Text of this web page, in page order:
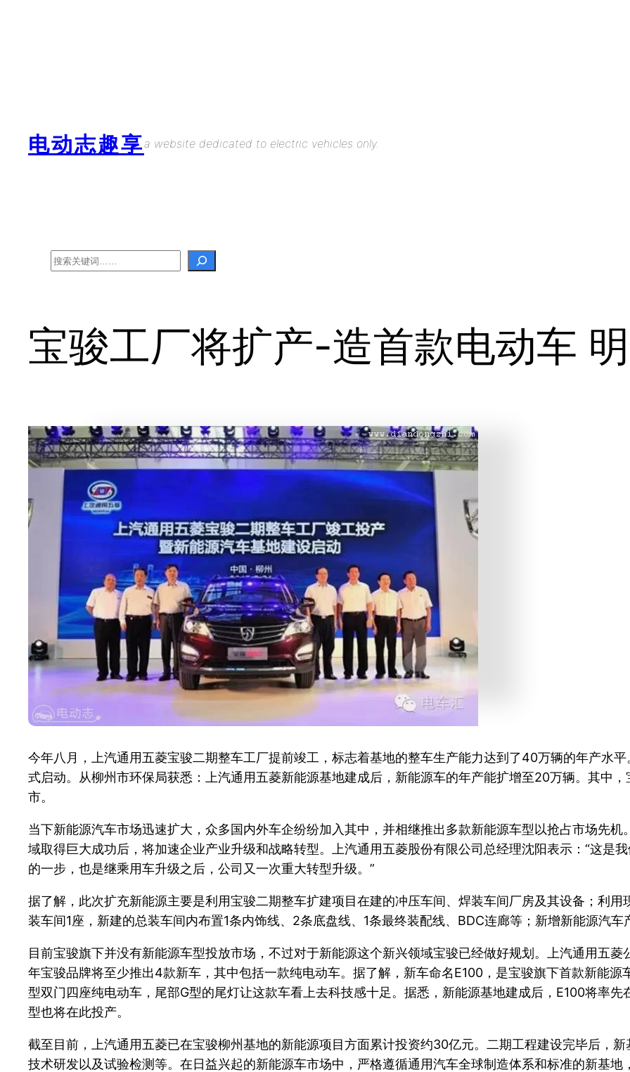
电动志趣享a website dedicated to electric vehicles only.
Search
宝骏工厂将扩产-造首款电动车
今年八月，上汽通用五菱宝骏二期整车工厂提前竣工，标志着基地的整车生产能力达到了40万辆的年产水
式启动。从柳州市环保局获悉：上汽通用五菱新能源基地建成后，新能源车的年产能扩增至20万辆。其中
市。
当下新能源汽车市场迅速扩大，众多国内外车企纷纷加入其中，并相继推出多款新能源车型以抢占市场先
域取得巨大成功后，将加速企业产业升级和战略转型。上汽通用五菱股份有限公司总经理沈阳表示：“这是
的一步，也是继乘用车升级之后，公司又一次重大转型升级。”
据了解，此次扩充新能源主要是利用宝骏二期整车扩建项目在建的冲压车间、焊装车间厂房及其设备；利
装车间1座，新建的总装车间内布置1条内饰线、2条底盘线、1条最终装配线、BDC连廊等；新增新能源汽
目前宝骏旗下并没有新能源车型投放市场，不过对于新能源这个新兴领域宝骏已经做好规划。上汽通用五
年宝骏品牌将至少推出4款新车，其中包括一款纯电动车。据了解，新车命名E100，是宝骏旗下首款新能
型双门四座纯电动车，尾部G型的尾灯让这款车看上去科技感十足。据悉，新能源基地建成后，E100将率
型也将在此投产。
截至目前，上汽通用五菱已在宝骏柳州基地的新能源项目方面累计投资约30亿元。二期工程建设完毕后，
技术研发以及试验检测等。在日益兴起的新能源车市场中，严格遵循通用汽车全球制造体系和标准的新基